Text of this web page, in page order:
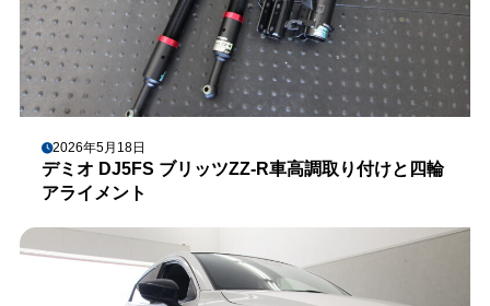
2026年5月18日
デミオ DJ5FS ブリッツZZ-R車高調取り付けと四輪
アライメント